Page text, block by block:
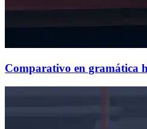
Comparativo en gramática